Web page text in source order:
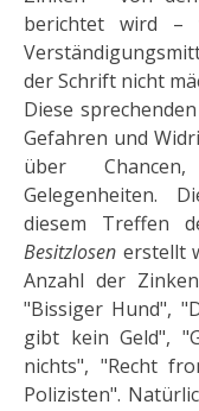
berichtet wird –
der Schrift nicht
Diese
Gefahren und
über
Gelegenheiten.
diesem Treffen
Besitzlosen erstellt
Anzahl der
"Bissiger Hund",
gibt kein Geld",
nichts", "Recht
Polizisten".